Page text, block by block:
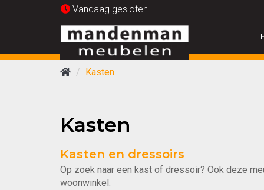
Vandaag gesloten
Kasten
Kasten
Kasten en dressoirs
Op zoek naar een kast of dressoir? Ook deze
woonwinkel.